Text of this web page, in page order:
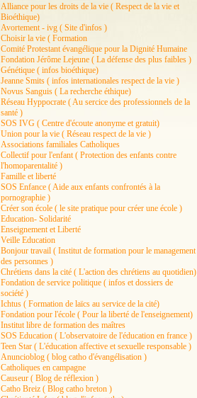
Alliance pour les droits de la vie ( Respect de la vie et
Bioéthique)
Avortement - ivg ( Site d'infos )
Choisir la vie ( Formation
Comité Protestant évangélique pour la Dignité Humaine
Fondation Jérôme Lejeune ( La défense des plus faibles )
Génétique ( infos bioéthique)
Jeanne Smits ( infos internationales respect de la vie )
Novus Sanguis ( La recherche éthique)
Réseau Hyppocrate ( Au sercice des professionnels de la
santé )
SOS IVG ( Centre d'écoute anonyme et gratuit)
Union pour la vie ( Réseau respect de la vie )
Associations familiales Catholiques
Collectif pour l'enfant ( Protection des enfants contre
l'homoparentalité )
Famille et liberté
SOS Enfance ( Aide aux enfants confrontés à la
pornographie )
Créer son école ( le site pratique pour créer une école )
Education- Solidarité
Enseignement et Liberté
Veille Education
Bonjour travail ( Institut de formation pour le management
des personnes )
Chrétiens dans la cité ( L'action des chrétiens au quotidien)
Fondation de service politique ( infos et dossiers de
société )
Ichtus ( Formation de laïcs au service de la cité)
Fondation pour l'école ( Pour la liberté de l'enseignement)
Institut libre de formation des maîtres
SOS Education ( L'observatoire de l'éducation en france )
Teen Star ( L'éducation affective et sexuelle responsable )
Anuncioblog ( blog catho d'évangélisation )
Catholiques en campagne
Causeur ( Blog de réflexion )
Catho Breiz ( Blog catho breton )